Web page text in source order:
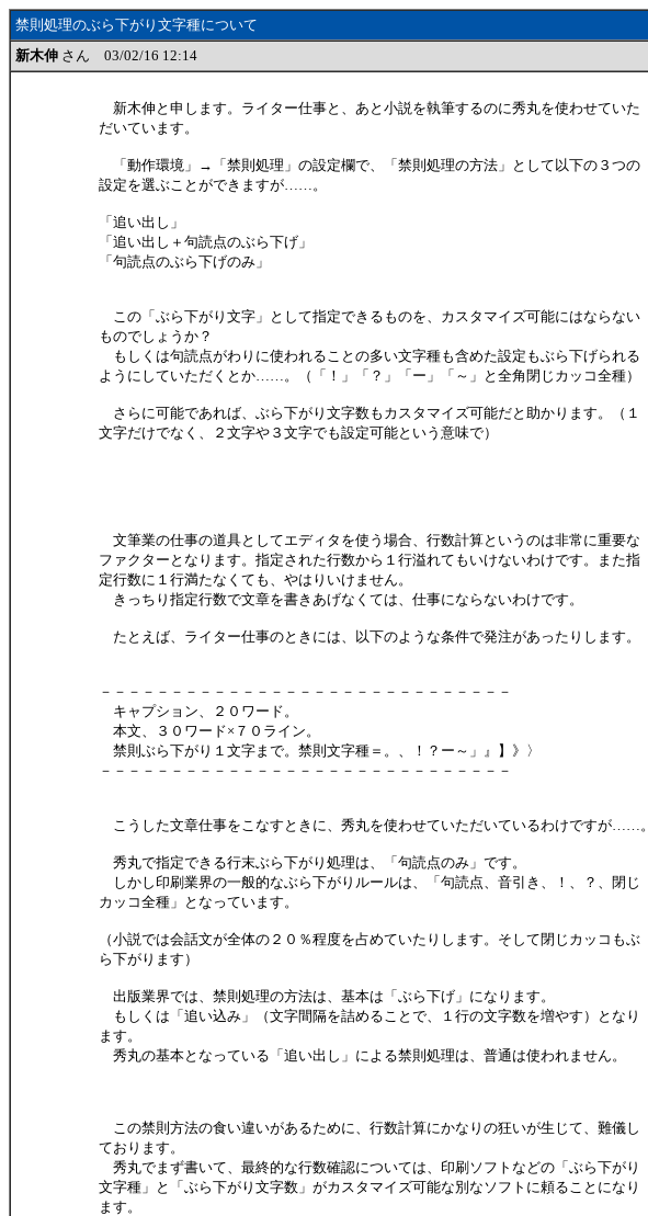
禁則処理のぶら下がり文字種について
新木伸 さん 03/02/16 12:14
新木伸と申します。ライター仕事と、あと小説を執筆するのに秀丸を使わせていた
だいています。
「動作環境」→「禁則処理」の設定欄で、「禁則処理の方法」として以下の３つの
設定を選ぶことができますが……。
「追い出し」
「追い出し＋句読点のぶら下げ」
「句読点のぶら下げのみ」
この「ぶら下がり文字」として指定できるものを、カスタマイズ可能にはならない
ものでしょうか？
もしくは句読点がわりに使われることの多い文字種も含めた設定もぶら下げられる
ようにしていただくとか……。（「！」「？」「ー」「～」と全角閉じカッコ全種）
さらに可能であれば、ぶら下がり文字数もカスタマイズ可能だと助かります。（１
文字だけでなく、２文字や３文字でも設定可能という意味で）
文筆業の仕事の道具としてエディタを使う場合、行数計算というのは非常に重要な
ファクターとなります。指定された行数から１行溢れてもいけないわけです。また指
定行数に１行満たなくても、やはりいけません。
きっちり指定行数で文章を書きあげなくては、仕事にならないわけです。
たとえば、ライター仕事のときには、以下のような条件で発注があったりします。
－－－－－－－－－－－－－－－－－－－－－－－－－－－－－
キャプション、２０ワード。
本文、３０ワード×７０ライン。
禁則ぶら下がり１文字まで。禁則文字種＝。、！？ー～」』】》〉
－－－－－－－－－－－－－－－－－－－－－－－－－－－－－
こうした文章仕事をこなすときに、秀丸を使わせていただいているわけですが……。
秀丸で指定できる行末ぶら下がり処理は、「句読点のみ」です。
しかし印刷業界の一般的なぶら下がりルールは、「句読点、音引き、！、？、閉じ
カッコ全種」となっています。
（小説では会話文が全体の２０％程度を占めていたりします。そして閉じカッコもぶ
ら下がります）
出版業界では、禁則処理の方法は、基本は「ぶら下げ」になります。
もしくは「追い込み」（文字間隔を詰めることで、１行の文字数を増やす）となり
ます。
秀丸の基本となっている「追い出し」による禁則処理は、普通は使われません。
この禁則方法の食い違いがあるために、行数計算にかなりの狂いが生じて、難儀し
ております。
秀丸でまず書いて、最終的な行数確認については、印刷ソフトなどの「ぶら下がり
文字種」と「ぶら下がり文字数」がカスタマイズ可能な別なソフトに頼ることになり
ます。